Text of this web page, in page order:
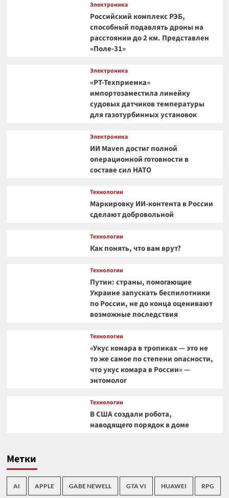
Электроника
Российский комплекс РЭБ,
способный подавлять дроны на
расстоянии до 2 км. Представлен
«Поле-31»
Электроника
«РТ-Техприемка»
импортозаместила линейку
судовых датчиков температуры
для газотурбинных установок
Электроника
ИИ Maven достиг полной
операционной готовности в
составе сил НАТО
Технологии
Маркировку ИИ-контента в России
сделают добровольной
Технологии
Как понять, что вам врут?
Технологии
Путин: страны, помогающие
Украине запускать беспилотники
по России, не до конца оценивают
возможные последствия
Технологии
«Укус комара в тропиках — это не
то же самое по степени опасности,
что укус комара в России» —
энтомолог
Технологии
В США создали робота,
наводящего порядок в доме
Метки
AI APPLE GABE NEWELL GTA VI HUAWEI RPG